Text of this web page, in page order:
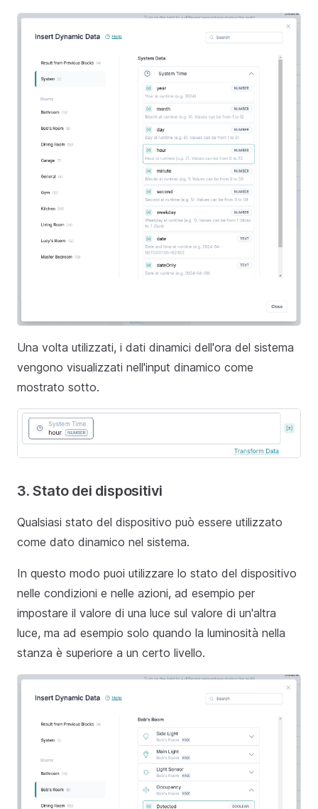
Una volta utilizzati, i dati dinamici dell'ora del sistema
vengono visualizzati nell'input dinamico come
mostrato sotto.
3. Stato dei dispositivi
Qualsiasi stato del dispositivo può essere utilizzato
come dato dinamico nel sistema.
In questo modo puoi utilizzare lo stato del dispositivo
nelle condizioni e nelle azioni, ad esempio per
impostare il valore di una luce sul valore di un'altra
luce, ma ad esempio solo quando la luminosità nella
stanza è superiore a un certo livello.